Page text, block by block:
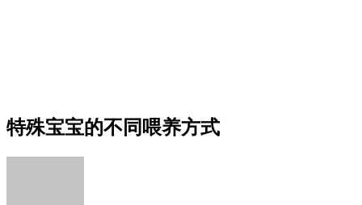
特殊宝宝的不同喂养方式